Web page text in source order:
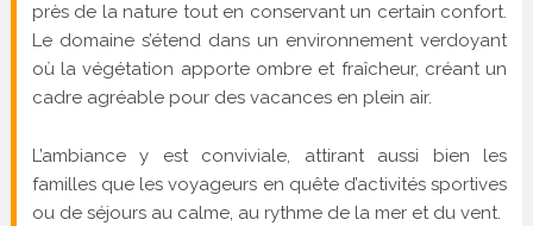
près de la nature tout en conservant un certain confort.
Le domaine s’étend dans un environnement verdoyant
où la végétation apporte ombre et fraîcheur, créant un
cadre agréable pour des vacances en plein air.
L’ambiance y est conviviale, attirant aussi bien les
familles que les voyageurs en quête d’activités sportives
ou de séjours au calme, au rythme de la mer et du vent.